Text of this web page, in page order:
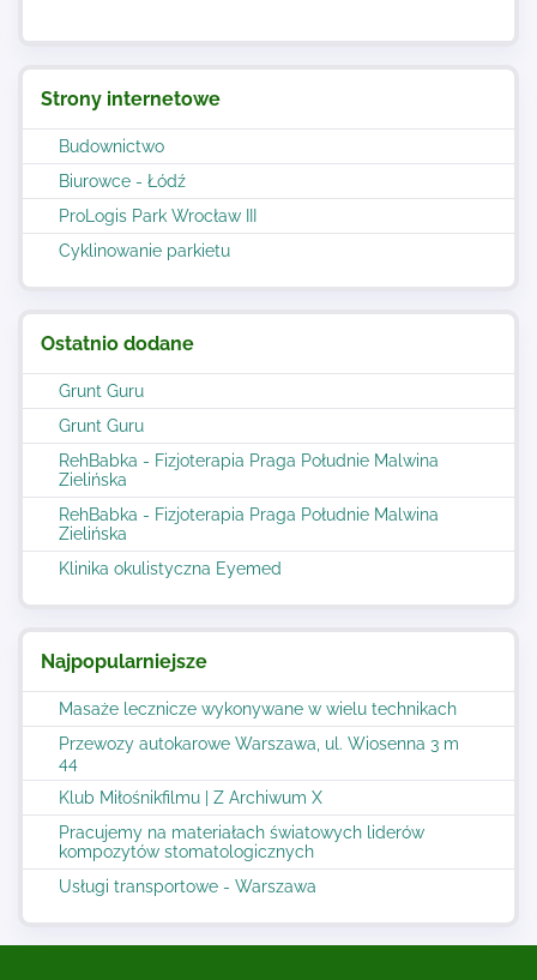
Strony internetowe
Budownictwo
Biurowce - Łódź
ProLogis Park Wrocław III
Cyklinowanie parkietu
Ostatnio dodane
Grunt Guru
Grunt Guru
RehBabka - Fizjoterapia Praga Południe Malwina
Zielińska
RehBabka - Fizjoterapia Praga Południe Malwina
Zielińska
Klinika okulistyczna Eyemed
Najpopularniejsze
Masaże lecznicze wykonywane w wielu technikach
Przewozy autokarowe Warszawa, ul. Wiosenna 3 m
44
Klub Miłośnikfilmu | Z Archiwum X
Pracujemy na materiałach światowych liderów
kompozytów stomatologicznych
Usługi transportowe - Warszawa